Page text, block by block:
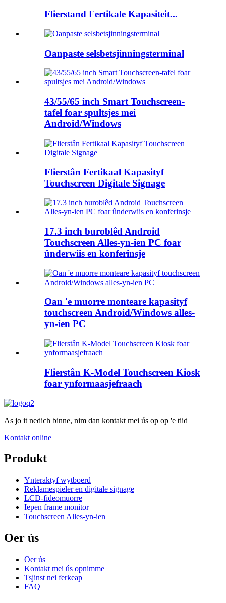
Flierstand Fertikale Kapasiteit...
Oanpaste selsbetsjinningsterminal
43/55/65 inch Smart Touchscreen-
tafel foar spultsjes mei
Android/Windows
Flierstân Fertikaal Kapasityf
Touchscreen Digitale Signage
17.3 inch buroblêd Android
Touchscreen Alles-yn-ien PC foar
ûnderwiis en konferinsje
Oan 'e muorre monteare kapasityf
touchscreen Android/Windows alles-
yn-ien PC
Flierstân K-Model Touchscreen Kiosk
foar ynformaasjefraach
As jo it nedich binne, nim dan kontakt mei ús op op 'e tiid
Kontakt online
Produkt
Ynteraktyf wytboerd
Reklamespieler en digitale signage
LCD-fideomuorre
Iepen frame monitor
Touchscreen Alles-yn-ien
Oer ús
Oer ús
Kontakt mei ús opnimme
Tsjinst nei ferkeap
FAQ